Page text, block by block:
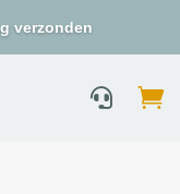
verzonden